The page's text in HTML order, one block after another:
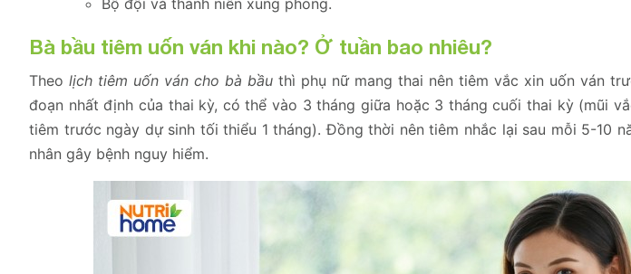
Bộ đội và thanh niên xung phong.
Bà bầu tiêm uốn ván khi nào? Ở tuần bao nhiêu?
Theo lịch tiêm uốn ván cho bà bầu thì phụ nữ mang thai nên tiêm vắc xin uốn ván
đoạn nhất định của thai kỳ, có thể vào 3 tháng giữa hoặc 3 tháng cuối thai kỳ (mũi
tiêm trước ngày dự sinh tối thiểu 1 tháng). Đồng thời nên tiêm nhắc lại sau mỗi 5-10
nhân gây bệnh nguy hiểm.